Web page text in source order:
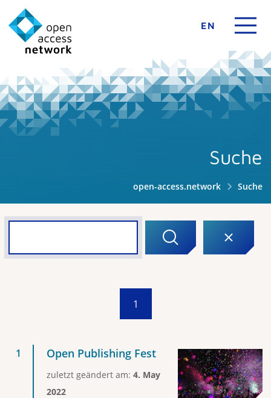
EN
Suche
open-access.network Suche
1
Open Publishing Fest
zuletzt geändert am: 4. May
2022